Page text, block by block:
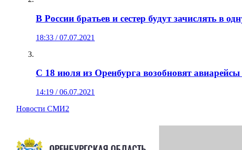
В России братьев и сестер будут зачислять в
18:33 / 07.07.2021
С 18 июля из Оренбурга возобновят
14:19 / 06.07.2021
Новости СМИ2